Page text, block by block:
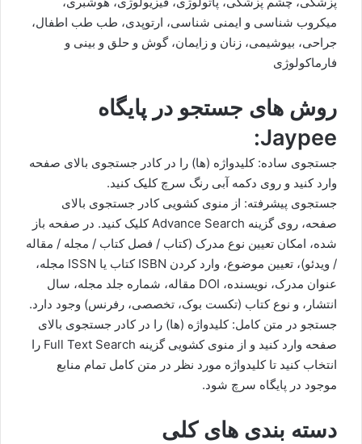
میکروب شناسی و ایمنی شناسی، ارتوپدی، طب طب اطفال،
جراحی، بیوشیمی، زنان و زایمان، گوش و حلق و بینی و
فارماکولوژی
روش های جستجو در پایگاه
Jaypee:
جستجوی ساده: کلیدواژه (ها) را در کادر جستجوی بالای صفحه
وارد کنید و روی دکمه آبی رنگ سرچ کلیک کنید.
جستجوی پیشرفته: از منوی کشویی کادر جستجوی بالای
صفحه، روی گزینه Advance Search کلیک کنید. در صفحه باز
شده، امکان تعیین نوع مدرک (کتاب / فصل کتاب / مجله / مقاله
/ ویدئو)، تعیین موضوع، وارد کردن ISBN کتاب یا ISSN مجله،
عنوان مدرک، نویسنده، DOI مقاله، شماره جلد مجله، سال
انتشار، و نوع کتاب (تکست بوک، تخصصی، رفرنس) وجود دارد.
جستجو در متن کامل: کلیدواژه (ها) را در کادر جستجوی بالای
صفحه وارد کنید و از منوی کشویی گزینه Full Text Search را
انتخاب کنید تا کلیدواژه مورد نظر در متن کامل تمام منابع
موجود در پایگاه سرچ شود.
دسته بندی های کلی